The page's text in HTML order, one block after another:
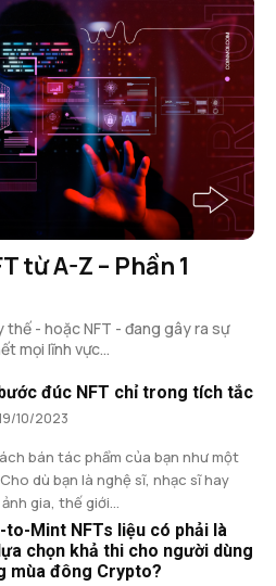
từ A-Z – Phần 1
- hoặc NFT - đang gây ra sự
mọi lĩnh vực...
đúc NFT chỉ trong tích tắc
10/2023
bán tác phẩm của bạn như một
dù bạn là nghệ sĩ, nhạc sĩ hay
gia, thế giới...
to-Mint NFTs liệu có phải là
chọn khả thi cho người dùng
mùa đông Crypto?